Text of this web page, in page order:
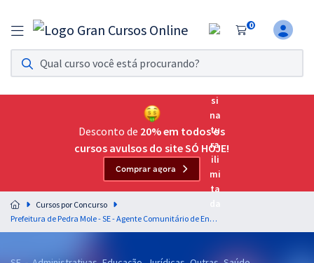
0
Assinatura Ilimitada 11
Acesso a todos os cursos. Teste grátis por 7 dias!
Assinatura OAB Até Passar
Acesso ilimitado a toda preparação para o Exame da
Residências Multiprofissionais
Preparação completa e intensiva para as principais
residências em saúde do Brasil
Desconto de 20% em todos os
cursos avulsos do site SÓ HOJE!
Comprar agora
Cursos por Concurso
Prefeitura de Pedra Mole - SE - Agente Comunitário de Endemias (Pré-edital)